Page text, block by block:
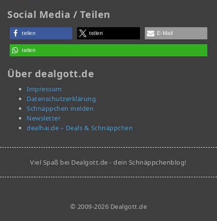
Social Media / Teilen
teilen teilen E-Mail
teilen
Über dealgott.de
Impressum
Datenschutzerklärung
Schnäppchen melden
Newsletter
dealhai.de – Deals & Schnäppchen
Viel Spaß bei Dealgott.de - dein Schnäppchenblog!
© 2009-2026 Dealgott.de